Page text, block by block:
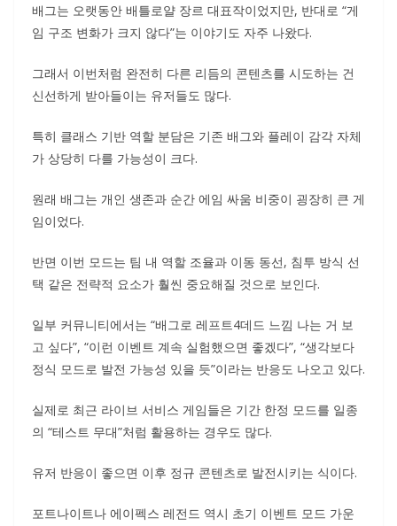
배그는 오랫동안 배틀로얄 장르 대표작이었지만, 반대로 “게
임 구조 변화가 크지 않다”는 이야기도 자주 나왔다.
그래서 이번처럼 완전히 다른 리듬의 콘텐츠를 시도하는 건
신선하게 받아들이는 유저들도 많다.
특히 클래스 기반 역할 분담은 기존 배그와 플레이 감각 자체
가 상당히 다를 가능성이 크다.
원래 배그는 개인 생존과 순간 에임 싸움 비중이 굉장히 큰 게
임이었다.
반면 이번 모드는 팀 내 역할 조율과 이동 동선, 침투 방식 선
택 같은 전략적 요소가 훨씬 중요해질 것으로 보인다.
일부 커뮤니티에서는 “배그로 레프트4데드 느낌 나는 거 보
고 싶다”, “이런 이벤트 계속 실험했으면 좋겠다”, “생각보다
정식 모드로 발전 가능성 있을 듯”이라는 반응도 나오고 있다.
실제로 최근 라이브 서비스 게임들은 기간 한정 모드를 일종
의 “테스트 무대”처럼 활용하는 경우도 많다.
유저 반응이 좋으면 이후 정규 콘텐츠로 발전시키는 식이다.
포트나이트나 에이펙스 레전드 역시 초기 이벤트 모드 가운